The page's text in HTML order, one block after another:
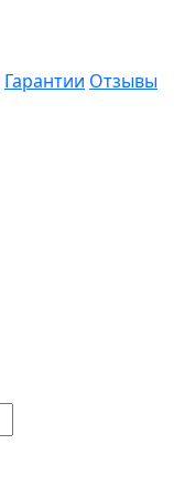
Гарантии Отзывы